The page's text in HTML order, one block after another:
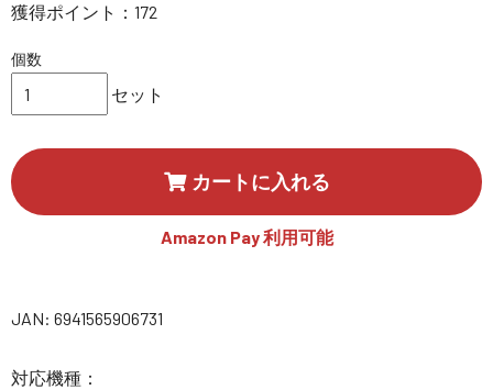
コーポレートサイト
獲得ポイント：172
個数
セット
カートに入れる
Amazon Pay 利用可能
JAN: 6941565906731
対応機種：